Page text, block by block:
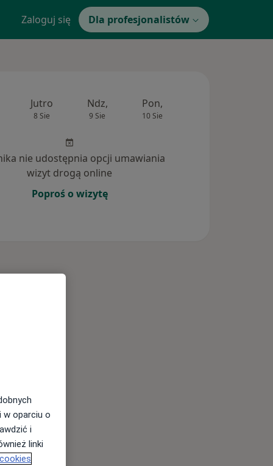
Zaloguj się Dla profesjonalistów
Jutro
8 Sie
Ndz,
9 Sie
Pon,
10 Sie
nie udostępnia opcji umawiania
wizyt drogą online
Poproś o wizytę
w oparciu o
i
linki